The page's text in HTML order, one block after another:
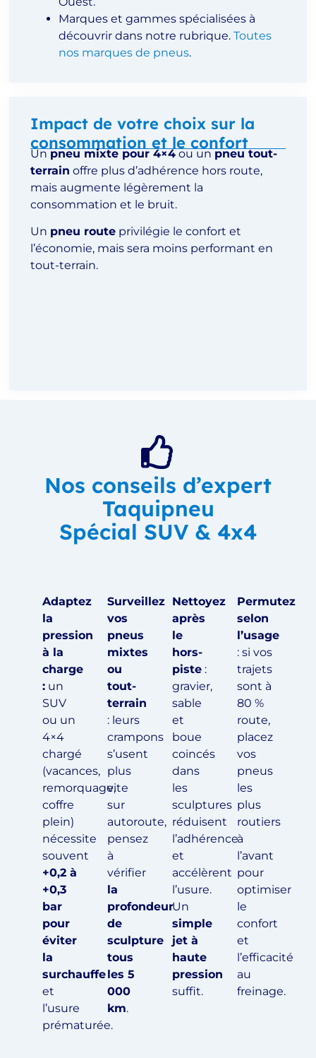
Marques et gammes spécialisées à
découvrir dans notre rubrique.Toutes
nos marques de pneus.
Impact de votre choix sur la
consommation et le confort
Unpneu mixte pour 4×4ou unpneu tout-
terrain offre plus d’adhérence hors route,
mais augmente légèrement la
consommation et le bruit.
Un pneu route privilégie le confort et
l’économie, mais sera moins performant en
tout-terrain.
Nos conseils d’expert
Taquipneu
Spécial SUV & 4x4
Adaptez
la
pression
à la
charge
: un
SUV
ou un
4×4
chargé
(vacances,
remorquage,
coffre
plein)
nécessite
souvent
+0,2 à
+0,3
bar
pour
éviter
la
surchauffe
et
l’usure
prématurée.
Surveillez
vos
pneus
mixtes
ou
tout-
terrain
: leurs
crampons
s’usent
plus
vite
sur
autoroute,
pensez
à
vérifier
la
profondeur
de
sculpture
tous
les 5
000
km.
Nettoyez
après
le
hors-
piste :
gravier,
sable
et
boue
coincés
dans
les
sculptures
réduisent
l’adhérence
et
accélèrent
l’usure.
Un
simple
jet à
haute
pression
suffit.
Permutez
selon
l’usage
: si vos
trajets
sont à
80 %
route,
placez
vos
pneus
les
plus
routiers
à
l’avant
pour
optimiser
le
confort
et
l’efficacité
au
freinage.